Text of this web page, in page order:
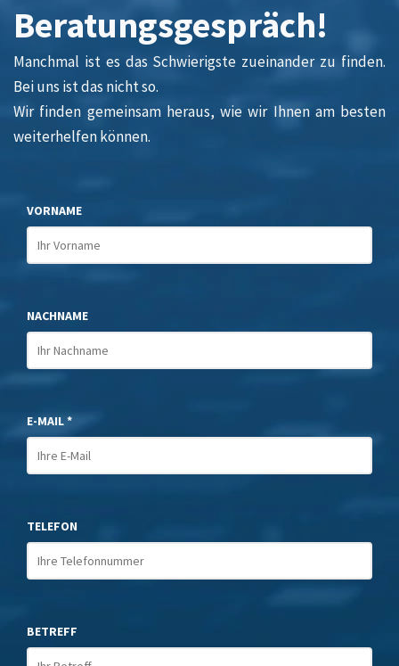
Beratungsgespräch!
Manchmal ist es das Schwierigste zueinander zu finden.
Bei uns ist das nicht so.
Wir finden gemeinsam heraus, wie wir Ihnen am besten
weiterhelfen können.
VORNAME
NACHNAME
E-MAIL *
TELEFON
BETREFF